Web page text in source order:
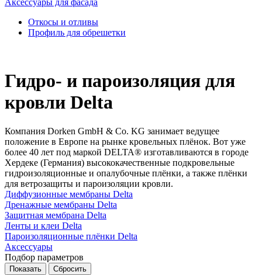
Аксессуары для фасада
Откосы и отливы
Профиль для обрешетки
Гидро- и пароизоляция для
кровли Delta
Компания Dorken GmbH & Co. KG занимает ведущее
положение в Европе на рынке кровельных плёнок. Вот уже
более 40 лет под маркой DELTA® изготавливаются в городе
Хердеке (Германия) высококачественные подкровельные
гидроизоляционные и опалубочные плёнки, а также плёнки
для ветрозащиты и пароизоляции кровли.
Диффузионные мембраны Delta
Дренажные мембраны Delta
Защитная мембрана Delta
Ленты и клеи Delta
Пароизоляционные плёнки Delta
Аксессуары
Подбор параметров